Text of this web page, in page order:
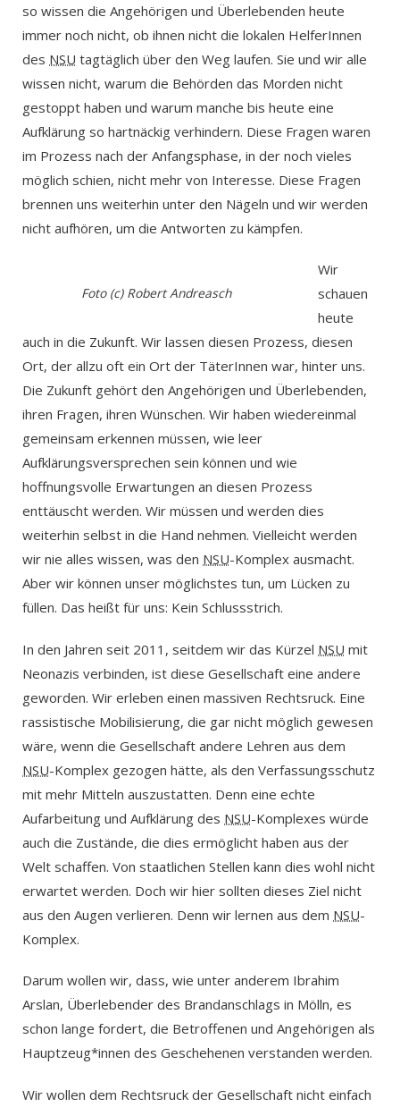
so wissen die Angehörigen und Überlebenden heute
immer noch nicht, ob ihnen nicht die lokalen HelferInnen
des NSU tagtäglich über den Weg laufen. Sie und wir alle
wissen nicht, warum die Behörden das Morden nicht
gestoppt haben und warum manche bis heute eine
Aufklärung so hartnäckig verhindern. Diese Fragen waren
im Prozess nach der Anfangsphase, in der noch vieles
möglich schien, nicht mehr von Interesse. Diese Fragen
brennen uns weiterhin unter den Nägeln und wir werden
nicht aufhören, um die Antworten zu kämpfen.
Foto (c) Robert Andreasch
Wir
schauen
heute
auch in die Zukunft. Wir lassen diesen Prozess, diesen
Ort, der allzu oft ein Ort der TäterInnen war, hinter uns.
Die Zukunft gehört den Angehörigen und Überlebenden,
ihren Fragen, ihren Wünschen. Wir haben wiedereinmal
gemeinsam erkennen müssen, wie leer
Aufklärungsversprechen sein können und wie
hoffnungsvolle Erwartungen an diesen Prozess
enttäuscht werden. Wir müssen und werden dies
weiterhin selbst in die Hand nehmen. Vielleicht werden
wir nie alles wissen, was den NSU-Komplex ausmacht.
Aber wir können unser möglichstes tun, um Lücken zu
füllen. Das heißt für uns: Kein Schlussstrich.
In den Jahren seit 2011, seitdem wir das Kürzel NSU mit
Neonazis verbinden, ist diese Gesellschaft eine andere
geworden. Wir erleben einen massiven Rechtsruck. Eine
rassistische Mobilisierung, die gar nicht möglich gewesen
wäre, wenn die Gesellschaft andere Lehren aus dem
NSU-Komplex gezogen hätte, als den Verfassungsschutz
mit mehr Mitteln auszustatten. Denn eine echte
Aufarbeitung und Aufklärung des NSU-Komplexes würde
auch die Zustände, die dies ermöglicht haben aus der
Welt schaffen. Von staatlichen Stellen kann dies wohl nicht
erwartet werden. Doch wir hier sollten dieses Ziel nicht
aus den Augen verlieren. Denn wir lernen aus dem NSU-
Komplex.
Darum wollen wir, dass, wie unter anderem Ibrahim
Arslan, Überlebender des Brandanschlags in Mölln, es
schon lange fordert, die Betroffenen und Angehörigen als
Hauptzeug*innen des Geschehenen verstanden werden.
Wir wollen dem Rechtsruck der Gesellschaft nicht einfach